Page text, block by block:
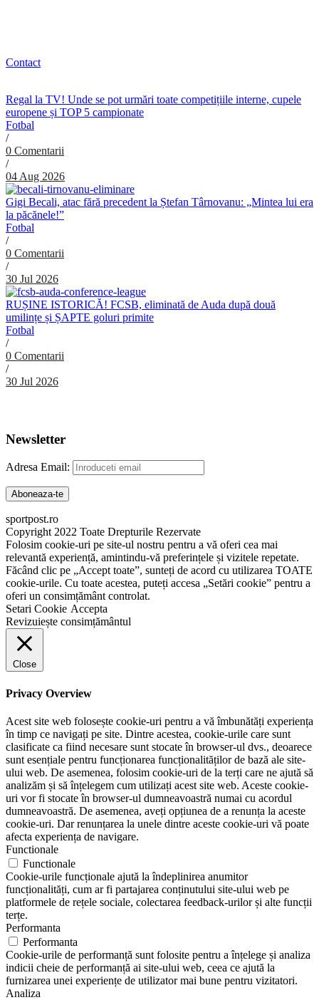
Contact
Regal la TV! Unde se pot urmări toate competițiile interne, cupele
europene și TOP 5 campionate
Fotbal
/
0 Comentarii
/
04 Aug 2026
Gigi Becali, atac fără precedent la Ștefan Târnovanu: „Mintea lui era
la păcănele!”
Fotbal
/
0 Comentarii
/
30 Jul 2026
RUȘINE ISTORICĂ! FCSB, eliminată de Auda după două
umilințe și ȘAPTE goluri primite
Fotbal
/
0 Comentarii
/
30 Jul 2026
Newsletter
Adresa Email:
sportpost.ro
Copyright 2022 Toate Drepturile Rezervate
Folosim cookie-uri pe site-ul nostru pentru a vă oferi cea mai
relevantă experiență, amintindu-vă preferințele și vizitele repetate.
Făcând clic pe „Accept toate”, sunteți de acord cu utilizarea TOATE
cookie-urile. Cu toate acestea, puteți accesa „Setări cookie” pentru a
oferi un consimțământ controlat.
Setari Cookie Accepta
Revizuiește consimțământul
Close
Privacy Overview
Acest site web folosește cookie-uri pentru a vă îmbunătăți experiența
în timp ce navigați pe site. Dintre acestea, cookie-urile care sunt
clasificate ca fiind necesare sunt stocate în browser-ul dvs., deoarece
sunt esențiale pentru funcționarea funcționalităților de bază ale site-
ului web. De asemenea, folosim cookie-uri de la terți care ne ajută să
analizăm și să înțelegem cum utilizați acest site web. Aceste cookie-
uri vor fi stocate în browser-ul dumneavoastră numai cu acordul
dumneavoastră. De asemenea, aveți opțiunea de a renunța la aceste
cookie-uri. Dar renunțarea la unele dintre aceste cookie-uri vă poate
afecta experiența de navigare.
Functionale
Functionale
Cookie-urile funcționale ajută la îndeplinirea anumitor
funcționalități, cum ar fi partajarea conținutului site-ului web pe
platformele de rețele sociale, colectarea feedback-urilor și alte funcții
terțe.
Performanta
Performanta
Cookie-urile de performanță sunt folosite pentru a înțelege și analiza
indicii cheie de performanță ai site-ului web, ceea ce ajută la
furnizarea unei experiențe de utilizator mai bune pentru vizitatori.
Analiza